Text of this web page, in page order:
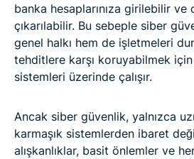
banka hesaplarınıza girilebilir ve
çıkarılabilir. Bu sebeple siber
genel halkı hem de işletmeleri
tehditlere karşı koruyabilmek
sistemleri üzerinde çalışır.
Ancak siber güvenlik, yalnızca
karmaşık sistemlerden ibaret
alışkanlıklar, basit önlemler ve